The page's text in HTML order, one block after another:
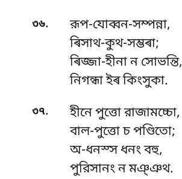
৩৬.
রূপ-যোব্বন-সম্পন্না,
ৰিসাথ-কুথ-সম্ভৰা;
ৰিজ্জা-হীনা ন সোভন্তি,
নিগন্ধা ইৰ কিংসুকা.
৩৭.
হীনে পুত্তো রাজামচ্চো,
বাল-পুত্তো চ পণ্ডিতো;
অ-ধনস্স ধনং বহু,
পুরিসানং ন মঞ্ঞথ.